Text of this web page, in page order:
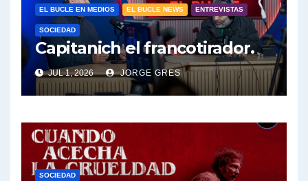
EL BUCLE EN MEDIOS EL BUCLE NEWS ENTREVISTAS
SOCIEDAD
Capitanich el francotirador.
JUL 1, 2026 JORGE GRES
SOCIEDAD